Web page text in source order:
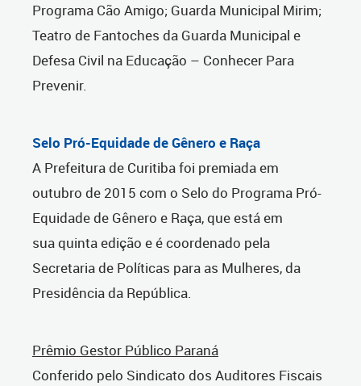
Programa Cão Amigo; Guarda Municipal Mirim;
Teatro de Fantoches da Guarda Municipal e
Defesa Civil na Educação – Conhecer Para
Prevenir.
Selo Pró-Equidade de Gênero e Raça
A Prefeitura de Curitiba foi premiada em
outubro de 2015 com o Selo do Programa Pró-
Equidade de Gênero e Raça, que está em
sua quinta edição e é coordenado pela
Secretaria de Políticas para as Mulheres, da
Presidência da República.
Prêmio Gestor Público Paraná
Conferido pelo Sindicato dos Auditores Fiscais